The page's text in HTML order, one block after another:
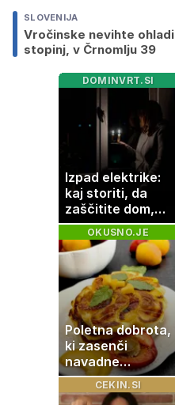
SLOVENIJA
Vročinske nevihte
stopinj, v Črnomlju 39
DOMINVRT.SI
Izpad elektrike:
kaj storiti, da
zaščitite dom,
hrano in
elektronske
naprave
OKUSNO.JE
Poletna dobrota,
ki zasenči
navadne
palačinke
CEKIN.SI